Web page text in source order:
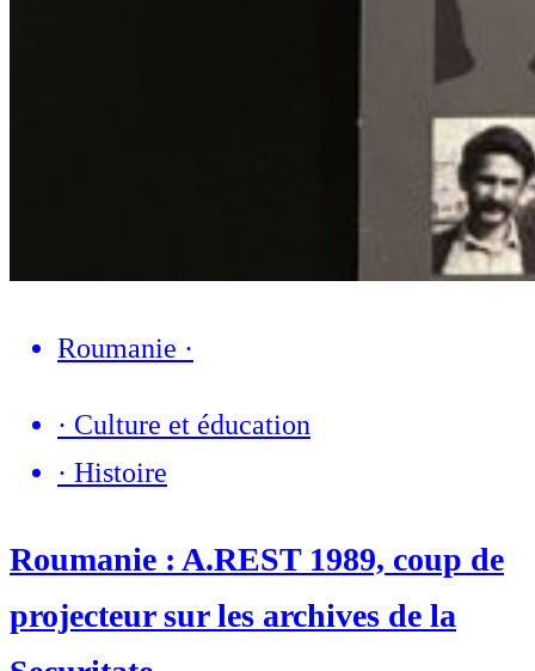
Roumanie ·
· Culture et éducation
· Histoire
Roumanie : A.REST 1989, coup de
projecteur sur les archives de la